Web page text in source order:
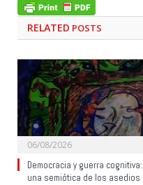
RELATED POSTS
06/08/2026
Democracia y guerra cognitiva:
una semiótica de los asedios